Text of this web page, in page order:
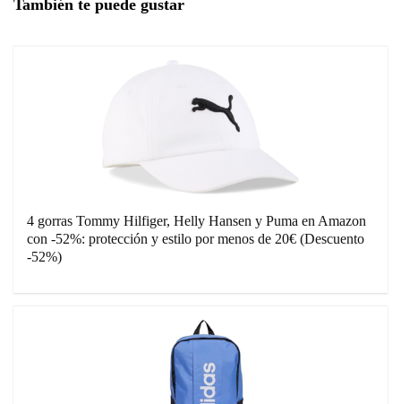
También te puede gustar
4 gorras Tommy Hilfiger, Helly Hansen y Puma en Amazon
con -52%: protección y estilo por menos de 20€ (Descuento
-52%)